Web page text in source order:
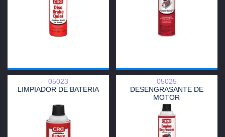
05023
LIMPIADOR DE BATERIA
05025
DESENGRASANTE DE
MOTOR